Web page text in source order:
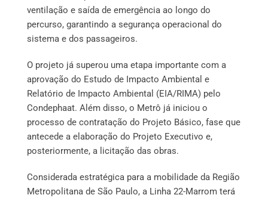
ventilação e saída de emergência ao longo do
percurso, garantindo a segurança operacional do
sistema e dos passageiros.
O projeto já superou uma etapa importante com a
aprovação do Estudo de Impacto Ambiental e
Relatório de Impacto Ambiental (EIA/RIMA) pelo
Condephaat. Além disso, o Metrô já iniciou o
processo de contratação do Projeto Básico, fase que
antecede a elaboração do Projeto Executivo e,
posteriormente, a licitação das obras.
Considerada estratégica para a mobilidade da Região
Metropolitana de São Paulo, a Linha 22-Marrom terá